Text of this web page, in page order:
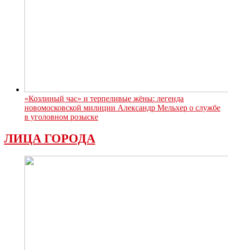
«Козлиный час» и терпеливые жёны: легенда
новомосковской милиции Александр Мельхер о службе
в уголовном розыске
ЛИЦА ГОРОДА